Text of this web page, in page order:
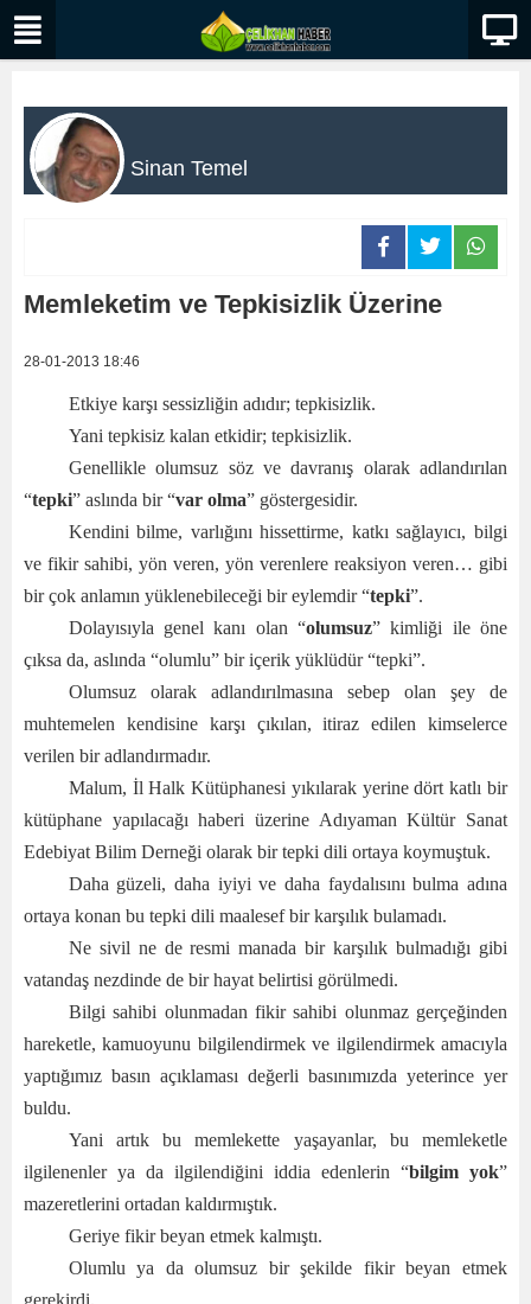
Sinan Temel
Memleketim ve Tepkisizlik Üzerine
28-01-2013 18:46
Etkiye karşı sessizliğin adıdır; tepkisizlik.
Yani tepkisiz kalan etkidir; tepkisizlik.
Genellikle olumsuz söz ve davranış olarak adlandırılan
“tepki” aslında bir “var olma” göstergesidir.
Kendini bilme, varlığını hissettirme, katkı sağlayıcı, bilgi
ve fikir sahibi, yön veren, yön verenlere reaksiyon veren… gibi
bir çok anlamın yüklenebileceği bir eylemdir “tepki”.
Dolayısıyla genel kanı olan “olumsuz” kimliği ile öne
çıksa da, aslında “olumlu” bir içerik yüklüdür “tepki”.
Olumsuz olarak adlandırılmasına sebep olan şey de
muhtemelen kendisine karşı çıkılan, itiraz edilen kimselerce
verilen bir adlandırmadır.
Malum, İl Halk Kütüphanesi yıkılarak yerine dört katlı bir
kütüphane yapılacağı haberi üzerine Adıyaman Kültür Sanat
Edebiyat Bilim Derneği olarak bir tepki dili ortaya koymuştuk.
Daha güzeli, daha iyiyi ve daha faydalısını bulma adına
ortaya konan bu tepki dili maalesef bir karşılık bulamadı.
Ne sivil ne de resmi manada bir karşılık bulmadığı gibi
vatandaş nezdinde de bir hayat belirtisi görülmedi.
Bilgi sahibi olunmadan fikir sahibi olunmaz gerçeğinden
hareketle, kamuoyunu bilgilendirmek ve ilgilendirmek amacıyla
yaptığımız basın açıklaması değerli basınımızda yeterince yer
buldu.
Yani artık bu memlekette yaşayanlar, bu memleketle
ilgilenenler ya da ilgilendiğini iddia edenlerin “bilgim yok”
mazeretlerini ortadan kaldırmıştık.
Geriye fikir beyan etmek kalmıştı.
Olumlu ya da olumsuz bir şekilde fikir beyan etmek
gerekirdi.